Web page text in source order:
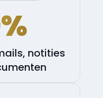
notities